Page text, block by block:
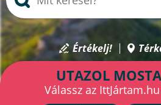
Értékelj!
UTAZOL
Válassz az